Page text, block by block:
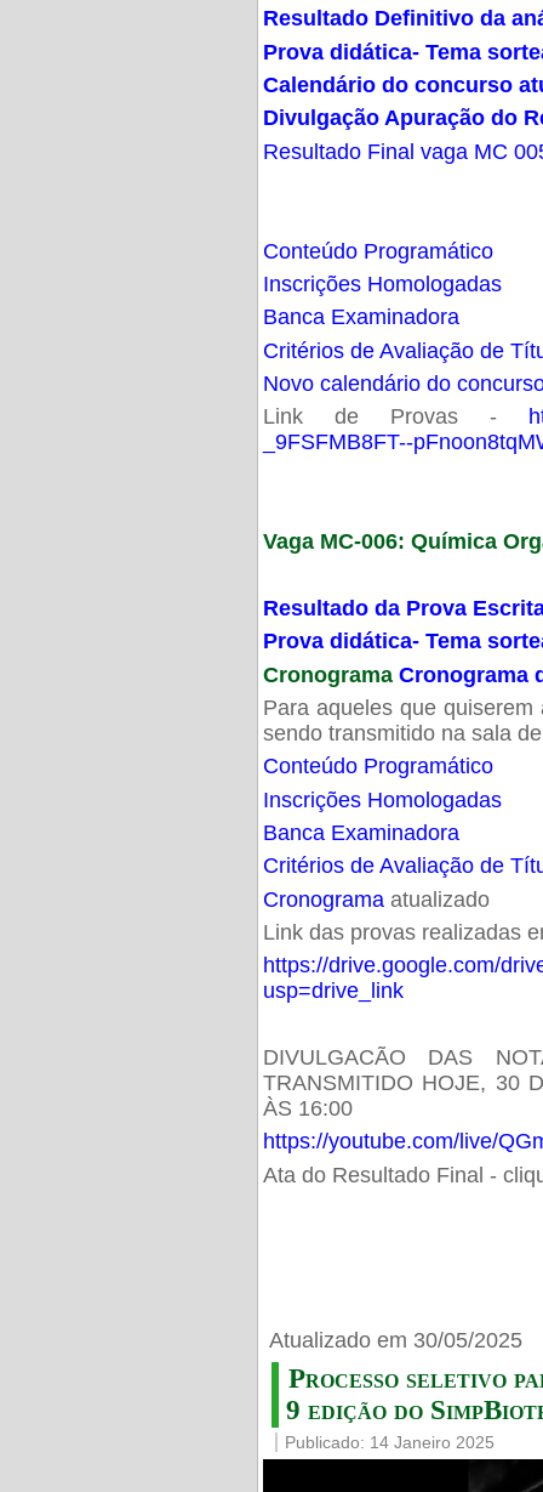
Resultado Definitivo da
Prova didática- Tema
Calendário do concurso
Divulgação Apuração do
Resultado Final vaga MC
Conteúdo Programático
Inscrições Homologadas
Banca Examinadora
Critérios de Avaliação de
Novo calendário do
Link de Provas -
_9FSFMB8FT--
Vaga MC-006: Química
Resultado da Prova
Prova didática- Tema
Cronograma Cronograma
Para aqueles que
sendo transmitido na sala
Conteúdo Programático
Inscrições Homologadas
Banca Examinadora
Critérios de Avaliação de
Cronogramaatualizado
Link das provas realizadas
https://drive.google.com/
usp=drive_link
DIVULGACÃO DAS
TRANSMITIDO HOJE, 30
ÀS 16:00
https://youtube.com/live/
Ata do Resultado Final -
Atualizado em 30/05/2025
Processo seletivo
9 edição do
Publicado: 14 Janeiro 2025